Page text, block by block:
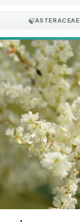
🍃ASTERACEAE